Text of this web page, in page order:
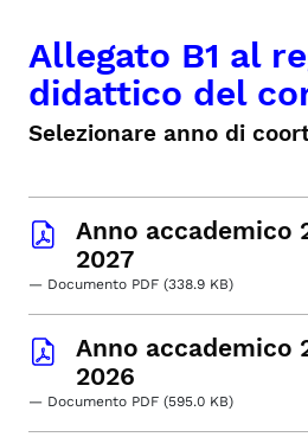
Allegato B1 al
didattico del
Selezionare anno di
Anno accademico
2027
— Documento PDF (338.9 KB)
Anno accademico
2026
— Documento PDF (595.0 KB)